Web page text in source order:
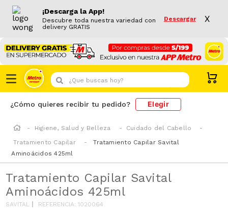
¡Descarga la App!
Descubre toda nuestra variedad con
delivery GRATIS
Descargar X
¿Que buscas hoy?
¿Cómo quieres recibir tu pedido? Elegir
Higiene, Salud y Belleza
Cuidado del Cabello
Tratamiento Capilar
Tratamiento Capilar Savital
Aminoácidos 425ml
Tratamiento Capilar Savital
Aminoácidos 425ml
SAVITAL REFERENCIA:1020064